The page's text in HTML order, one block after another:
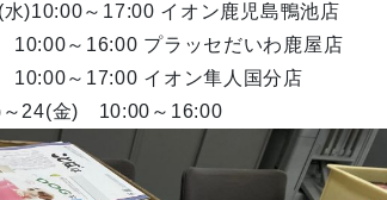
)10:00～17:00 イオン鹿児島鴨池店
～16:00 プラッセだいわ鹿屋店
～17:00 イオン隼人国分店
24(金) 10:00～16:00